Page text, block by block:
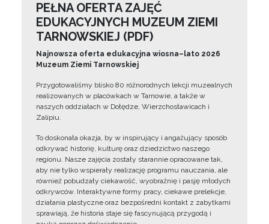
PEŁNA OFERTA ZAJĘĆ
EDUKACYJNYCH MUZEUM ZIEMI
TARNOWSKIEJ (PDF)
Najnowsza oferta edukacyjna wiosna–lato 2026
Muzeum Ziemi Tarnowskiej
Przygotowaliśmy blisko 80 różnorodnych lekcji muzealnych
realizowanych w placówkach w Tarnowie, a także w
naszych oddziałach w Dołędze, Wierzchosławicach i
Zalipiu.
To doskonała okazja, by w inspirujący i angażujący sposób
odkrywać historię, kulturę oraz dziedzictwo naszego
regionu. Nasze zajęcia zostały starannie opracowane tak,
aby nie tylko wspierały realizację programu nauczania, ale
również pobudzały ciekawość, wyobraźnię i pasję młodych
odkrywców. Interaktywne formy pracy, ciekawe prelekcje,
działania plastyczne oraz bezpośredni kontakt z zabytkami
sprawiają, że historia staje się fascynującą przygodą i